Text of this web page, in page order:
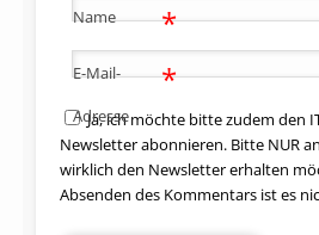
Name *
E-Mail-
Adresse
*
Ja, ich möchte bitte zudem den
Newsletter abonnieren. Bitte NUR
wirklich den Newsletter erhalten
Absenden des Kommentars ist es